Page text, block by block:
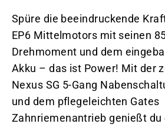
Spüre die beeindruckende
EP6 Mittelmotors mit seinen
Drehmoment und dem
Akku – das ist Power! Mit der
Nexus SG 5-Gang
und dem pflegeleichten Gates
Zahnriemenantrieb genießt du